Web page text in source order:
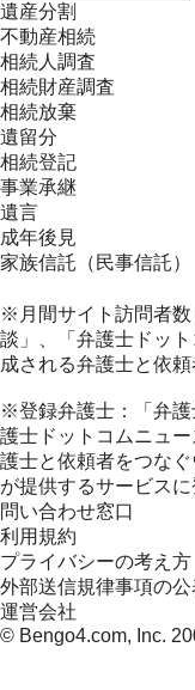
遺産分割
不動産相続
相続人調査
相続財産調査
相続放棄
遺留分
相続登記
事業承継
遺言
成年後見
家族信託（民事信託）
※月間サイト訪問者数
談」、「弁護士ドッ
成される弁護士と依
※登録弁護士：「弁護
護士ドットコムニュ
護士と依頼者をつな
が提供するサービス
問い合わせ窓口
利用規約
プライバシーの考え方
外部送信規律事項の
運営会社
© Bengo4.com, Inc.